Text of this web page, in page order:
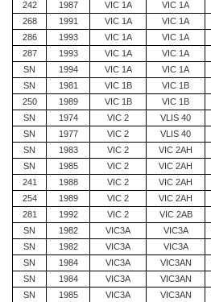
242 1987 VIC 1A VIC 1A
268
1991 VIC 1A VIC 1A
286
1993 VIC 1A VIC 1A
287
1993 VIC 1A VIC 1A
SN
1994 VIC 1A VIC 1A
SN
1981 VIC 1B VIC 1B
250
1989 VIC 1B VIC 1B
SN
1974 VIC 2 VLIS 40
SN
1977 VIC 2 VLIS 40
SN
1983 VIC 2 VIC 2AH
SN
1985 VIC 2 VIC 2AH
241
1988 VIC 2 VIC 2AH
254
1989 VIC 2 VIC 2AH
281
1992 VIC 2 VIC 2AB
SN
1982 VIC3A VIC3A
SN
1982 VIC3A VIC3A
SN
1984 VIC3A VIC3AN
SN
1984 VIC3A VIC3AN
SN
1985 VIC3A VIC3AN